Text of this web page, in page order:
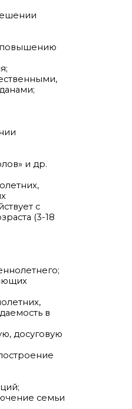
повышению
и др.
с
(3-18
в
досуговую
семьи